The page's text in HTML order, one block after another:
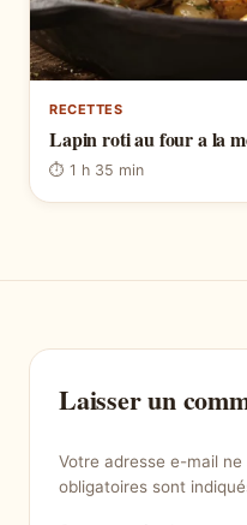
RECETTES
Lapin roti au four a la
⏱ 1 h 35 min
Laisser un
Votre adresse e-mail
obligatoires sont